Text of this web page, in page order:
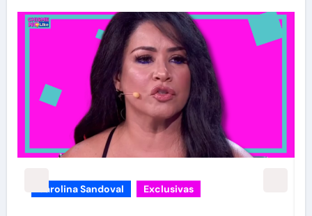
carolina Sandoval Exclusivas